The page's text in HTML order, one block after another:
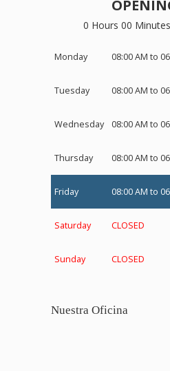
0 Hours 00
Monday 08:00 AM to
Tuesday 08:00 AM to
Wednesday 08:00 AM to
Thursday 08:00 AM to
Friday 08:00 AM to
Saturday CLOSED
Sunday CLOSED
Nuestra Oficina